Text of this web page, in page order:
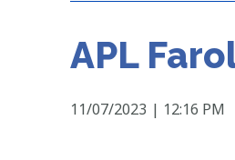
APL
11/07/2023 | 12:16 PM